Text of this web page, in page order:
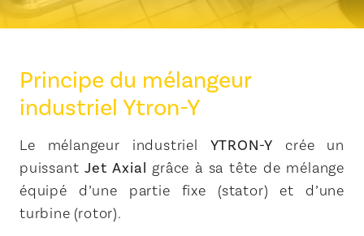
Principe du mélangeur
industriel Ytron-Y
Le mélangeur industriel YTRON-Y crée un
puissantJet Axial grâce à sa tête de mélange
équipé d’une partie fixe (stator) et d’une
turbine (rotor).